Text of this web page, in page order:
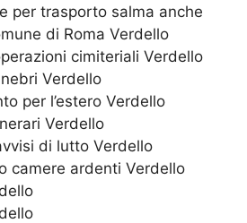
per trasporto salma anche
di Roma Verdello
cimiteriali Verdello
Verdello
per l’estero Verdello
Verdello
di lutto Verdello
camere ardenti Verdello